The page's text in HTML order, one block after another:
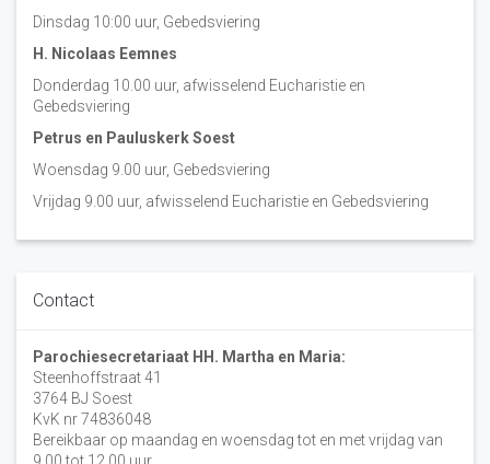
Dinsdag 10:00 uur, Gebedsviering
H. Nicolaas Eemnes
Donderdag 10.00 uur, afwisselend Eucharistie en
Gebedsviering
Petrus en Pauluskerk Soest
Woensdag 9.00 uur, Gebedsviering
Vrijdag 9.00 uur, afwisselend Eucharistie en Gebedsviering
Contact
Parochiesecretariaat HH. Martha en Maria:
Steenhoffstraat 41
3764 BJ Soest
KvK nr 74836048
Bereikbaar op maandag en woensdag tot en met vrijdag van